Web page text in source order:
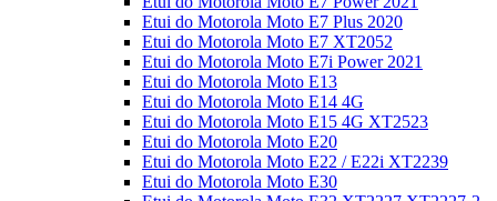
Etui do Motorola Moto E7 Plus 2020
Etui do Motorola Moto E7 XT2052
Etui do Motorola Moto E7i Power 2021
Etui do Motorola Moto E13
Etui do Motorola Moto E14 4G
Etui do Motorola Moto E15 4G XT2523
Etui do Motorola Moto E20
Etui do Motorola Moto E22 / E22i XT2239
Etui do Motorola Moto E30